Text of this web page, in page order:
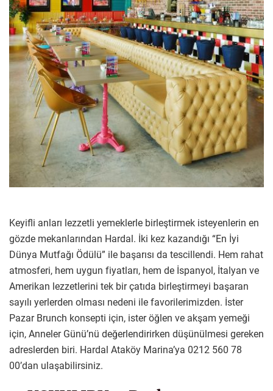
Keyifli anları lezzetli yemeklerle birleştirmek isteyenlerin en
gözde mekanlarından Hardal. İki kez kazandığı “En İyi
Dünya Mutfağı Ödülü” ile başarısı da tescillendi. Hem rahat
atmosferi, hem uygun fiyatları, hem de İspanyol, İtalyan ve
Amerikan lezzetlerini tek bir çatıda birleştirmeyi başaran
sayılı yerlerden olması nedeni ile favorilerimizden. İster
Pazar Brunch konsepti için, ister öğlen ve akşam yemeği
için, Anneler Günü’nü değerlendirirken düşünülmesi gereken
adreslerden biri. Hardal Ataköy Marina’ya 0212 560 78
00’dan ulaşabilirsiniz.